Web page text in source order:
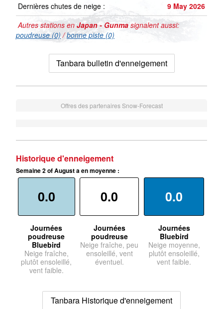
Dernières chutes de neige :
9 May 2026
Autres stations en Japan - Gunma signalent aussi:
poudreuse (0) /bonne piste (0)
Tanbara bulletin d'enneigement
Offres des partenaires Snow-Forecast
Historique d'enneigement
Semaine 2 of August a en moyenne :
0.0
Journées
poudreuse
Bluebird
Neige fraîche,
plutôt ensoleillé,
vent faible.
0.0
Journées
poudreuse
Neige fraîche, peu
ensoleillé, vent
éventuel.
0.0
Journées
Bluebird
Neige moyenne,
plutôt ensoleillé,
vent faible.
Tanbara Historique d'enneigement